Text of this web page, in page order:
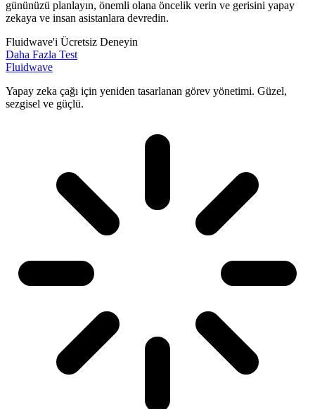
gününüzü planlayın, önemli olana öncelik verin ve gerisini yapay
zekaya ve insan asistanlara devredin.
Fluidwave'i Ücretsiz Deneyin
Daha Fazla Test
Fluidwave
Yapay zeka çağı için yeniden tasarlanan görev yönetimi. Güzel,
sezgisel ve güçlü.